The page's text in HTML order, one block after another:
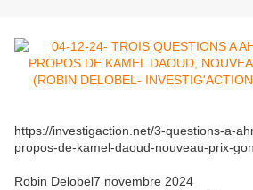
https://investigaction.net/3-questions-a-
propos-de-kamel-daoud-nouveau-prix-
Robin Delobel7 novembre 2024